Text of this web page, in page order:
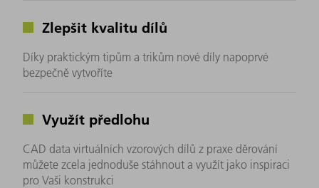
Zlepšit kvalitu dílů
Díky praktickým tipům a trikům nové díly napoprvé
bezpečně vytvoříte
Využít předlohu
CAD data virtuálních vzorových dílů z praxe děrování
můžete zcela jednoduše stáhnout a využít jako inspiraci
pro Vaši konstrukci